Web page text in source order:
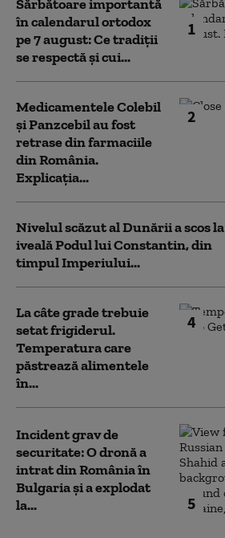
1
Sărbătoare importantă
în calendarul ortodox
pe 7 august: Ce tradiții
se respectă și cui...
2
Medicamentele Colebil
și Panzcebil au fost
retrase din farmaciile
din România.
Explicația...
Nivelul scăzut al Dunării a scos la
iveală Podul lui Constantin, din
timpul Imperiului...
4
La câte grade trebuie
setat frigiderul.
Temperatura care
păstrează alimentele
în...
5
Incident grav de
securitate: O dronă a
intrat din România în
Bulgaria şi a explodat
la...